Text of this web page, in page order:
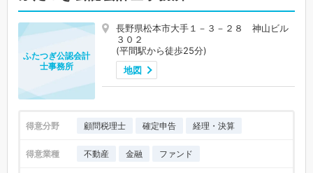
長野県松本市大手１－３－２８ 神山ビル
３０２
(平間駅から徒歩25分)
地図
ふたつぎ公認会計
士事務所
得意分野 顧問税理士 確定申告 経理・決算
得意業種 不動産 金融 ファンド